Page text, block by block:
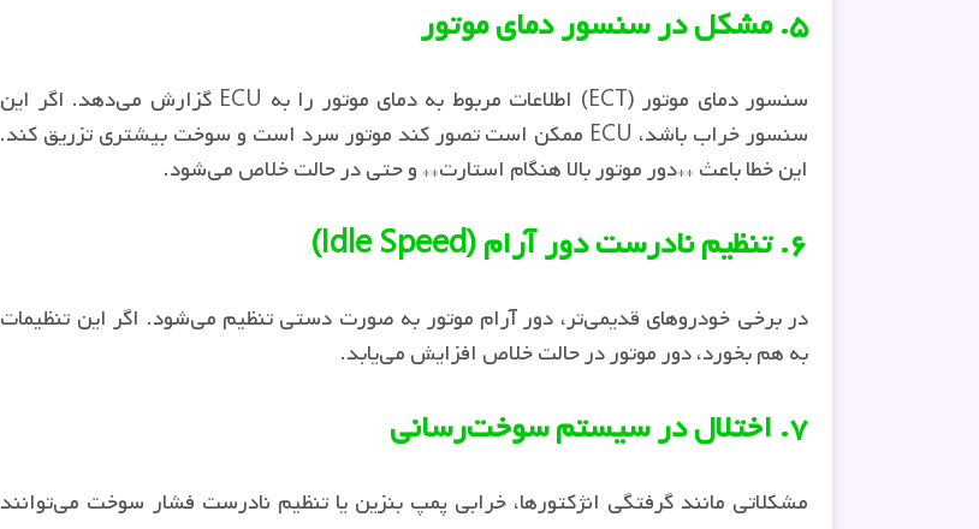
۵. مشکل در سنسور دمای موتور
سنسور دمای موتور (ECT) اطلاعات مربوط به دمای موتور را به ECU گزارش می‌دهد. اگر این
سنسور خراب باشد، ECU ممکن است تصور کند موتور سرد است و سوخت بیشتری تزریق کند.
این خطا باعث **دور موتور بالا هنگام استارت** و حتی در حالت خلاص می‌شود.
۶. تنظیم نادرست دور آرام (Idle Speed)
در برخی خودروهای قدیمی‌تر، دور آرام موتور به صورت دستی تنظیم می‌شود. اگر این تنظیمات
به هم بخورد، دور موتور در حالت خلاص افزایش می‌یابد.
۷. اختلال در سیستم سوخت‌رسانی
مشکلاتی مانند گرفتگی انژکتورها، خرابی پمپ بنزین یا تنظیم نادرست فشار سوخت می‌توانند